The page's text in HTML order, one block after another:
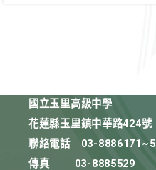
國立玉里高級中學
花蓮縣玉里鎮中華路424號
聯絡電話
03-8886171~5
傳真
03-8885529